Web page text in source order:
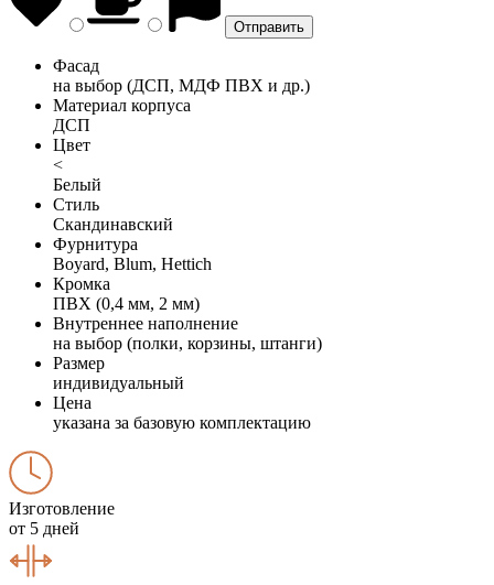
Фасад
на выбор (ДСП, МДФ ПВХ и др.)
Материал корпуса
ДСП
Цвет
<
Белый
Стиль
Скандинавский
Фурнитура
Boyard, Blum, Hettich
Кромка
ПВХ (0,4 мм, 2 мм)
Внутреннее наполнение
на выбор (полки, корзины, штанги)
Размер
индивидуальный
Цена
указана за базовую комплектацию
Изготовление
от 5 дней